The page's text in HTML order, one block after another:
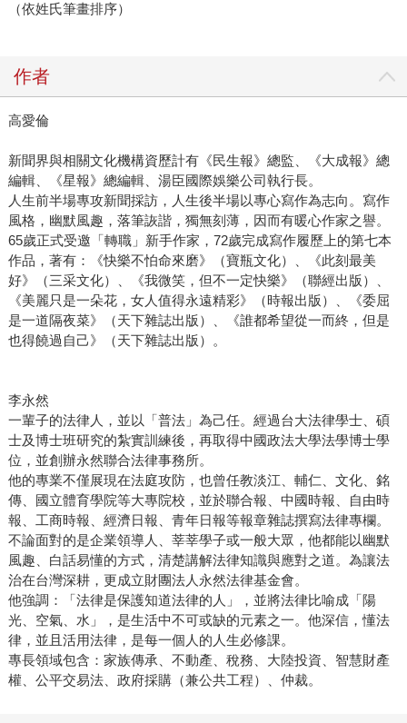
（依姓氏筆畫排序）
作者
高愛倫
新聞界與相關文化機構資歷計有《民生報》總監、《大成報》總
編輯、《星報》總編輯、湯臣國際娛樂公司執行長。
人生前半場專攻新聞採訪，人生後半場以專心寫作為志向。寫作
風格，幽默風趣，落筆詼諧，獨無刻薄，因而有暖心作家之譽。
65歲正式受邀「轉職」新手作家，72歲完成寫作履歷上的第七本
作品，著有：《快樂不怕命來磨》（寶瓶文化）、《此刻最美
好》（三采文化）、《我微笑，但不一定快樂》（聯經出版）、
《美麗只是一朵花，女人值得永遠精彩》（時報出版）、《委屈
是一道隔夜菜》（天下雜誌出版）、《誰都希望從一而終，但是
也得饒過自己》（天下雜誌出版）。
李永然
一輩子的法律人，並以「普法」為己任。經過台大法律學士、碩
士及博士班研究的紮實訓練後，再取得中國政法大學法學博士學
位，並創辦永然聯合法律事務所。
他的專業不僅展現在法庭攻防，也曾任教淡江、輔仁、文化、銘
傳、國立體育學院等大專院校，並於聯合報、中國時報、自由時
報、工商時報、經濟日報、青年日報等報章雜誌撰寫法律專欄。
不論面對的是企業領導人、莘莘學子或一般大眾，他都能以幽默
風趣、白話易懂的方式，清楚講解法律知識與應對之道。為讓法
治在台灣深耕，更成立財團法人永然法律基金會。
他強調：「法律是保護知道法律的人」，並將法律比喻成「陽
光、空氣、水」，是生活中不可或缺的元素之一。他深信，懂法
律，並且活用法律，是每一個人的人生必修課。
專長領域包含：家族傳承、不動產、稅務、大陸投資、智慧財產
權、公平交易法、政府採購（兼公共工程）、仲裁。